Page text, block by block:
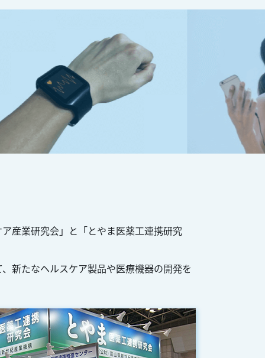
産業研究会」と「とやま医薬工連携研究
新たなヘルスケア製品や医療機器の開発を